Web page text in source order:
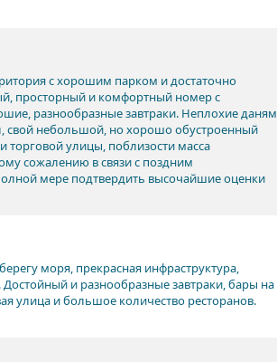
с хорошим парком и достаточно
просторный и комфортный номер с
разнообразные завтраки. Неплохие даням
свой небольшой, но хорошо обустроенный
улицы, поблизости масса
сожалению в связи с поздним
мере подтвердить высочайшие оценки
моря, прекрасная инфраструктура,
и разнообразные завтраки, бары на
улица и большое количество ресторанов.